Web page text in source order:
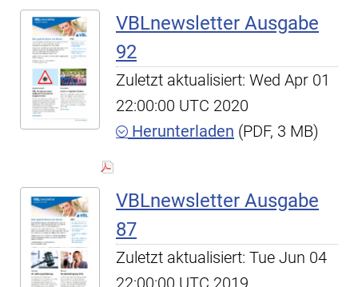
VBLnewsletter Ausgabe
92
Zuletzt aktualisiert: Wed Apr 01
22:00:00 UTC 2020
Herunterladen (PDF, 3 MB)
VBLnewsletter Ausgabe
87
Zuletzt aktualisiert: Tue Jun 04
22:00:00 UTC 2019